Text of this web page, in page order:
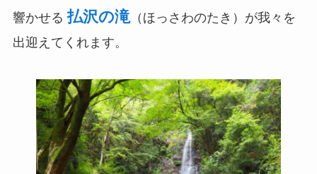
響かせる払沢の滝（ほっさわのたき）が我々を
出迎えてくれます。